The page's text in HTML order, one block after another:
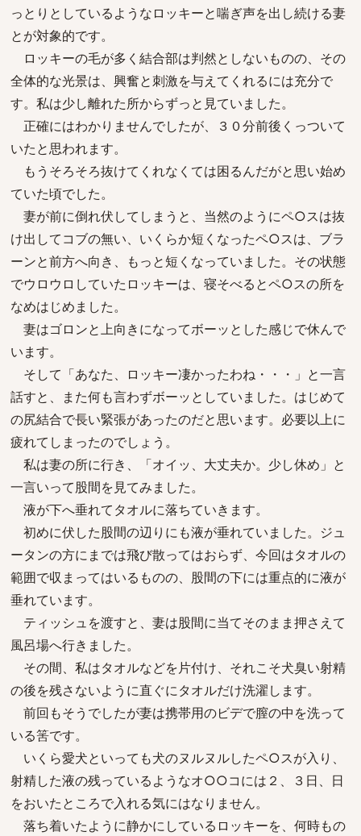
っとりとしているようなロッキーと喘ぎ声を出し続ける妻
とが対象的です。
ロッキーの毛が多く結合部は判然としないものの、その
全体的な光景は、興奮と刺激を与えてくれるには充分で
す。私は少し離れた所からずっと見ていました。
正確にはわかりませんでしたが、３０分前後くっついて
いたと思われます。
もうそろそろ抜けてくれなくては困るんだがと思い始め
ていた頃でした。
妻が前に倒れ伏してしまうと、当然のようにペ○スは抜
け出してコブの無い、いくらか短くなったペ○スは、ブラ
ーンと前方へ向き、もっと短くなっていました。その状態
でウロウロしていたロッキーは、寝そべるとペ○スの所を
なめはじめました。
妻はゴロンと上向きになってボーッとした感じで休んで
います。
そして「あなた、ロッキー凄かったわね・・・」と一言
話すと、また何も言わずボーッとしていました。はじめて
の尻結合で長い緊張があったのだと思います。必要以上に
疲れてしまったのでしょう。
私は妻の所に行き、「オイッ、大丈夫か。少し休め」と
一言いって股間を見てみました。
液が下へ垂れてタオルに落ちていきます。
初めに伏した股間の辺りにも液が垂れていました。ジュ
ータンの方にまでは飛び散ってはおらず、今回はタオルの
範囲で収まってはいるものの、股間の下には重点的に液が
垂れています。
ティッシュを渡すと、妻は股間に当てそのまま押さえて
風呂場へ行きました。
その間、私はタオルなどを片付け、それこそ犬臭い射精
の後を残さないように直ぐにタオルだけ洗濯します。
前回もそうでしたが妻は携帯用のビデで膣の中を洗って
いる筈です。
いくら愛犬といっても犬のヌルヌルしたペ○スが入り、
射精した液の残っているようなオ○○コには２、３日、日
をおいたところで入れる気にはなりません。
落ち着いたように静かにしているロッキーを、何時もの